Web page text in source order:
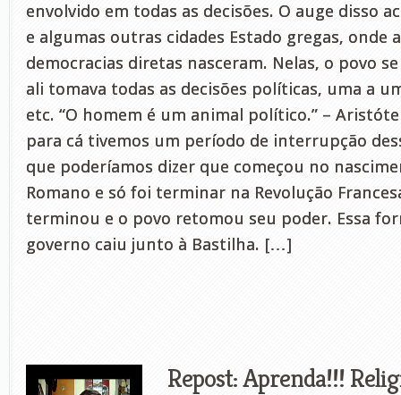
envolvido em todas as decisões. O auge disso
e algumas outras cidades Estado gregas, onde
democracias diretas nasceram. Nelas, o povo
ali tomava todas as decisões políticas, uma a
etc. “O homem é um animal político.” –
para cá tivemos um período de interrupção
que poderíamos dizer que começou no
Romano e só foi terminar na Revolução
terminou e o povo retomou seu poder. Essa
governo caiu junto à Bastilha. […]
Repost: Aprenda!!!